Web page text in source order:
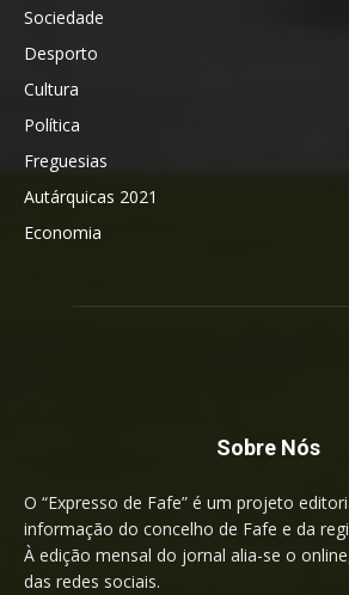
Sociedade
Desporto
Cultura
Política
Freguesias
Autárquicas 2021
Economia
Sobre Nós
O “Expresso de Fafe” é um projeto
informação do concelho de Fafe e da
À edição mensal do jornal alia-se o
das redes sociais.